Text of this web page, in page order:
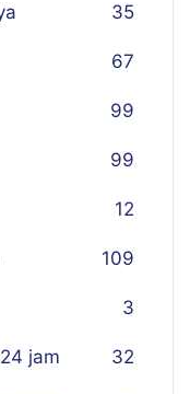
35
67
99
99
12
109
3
jam 32